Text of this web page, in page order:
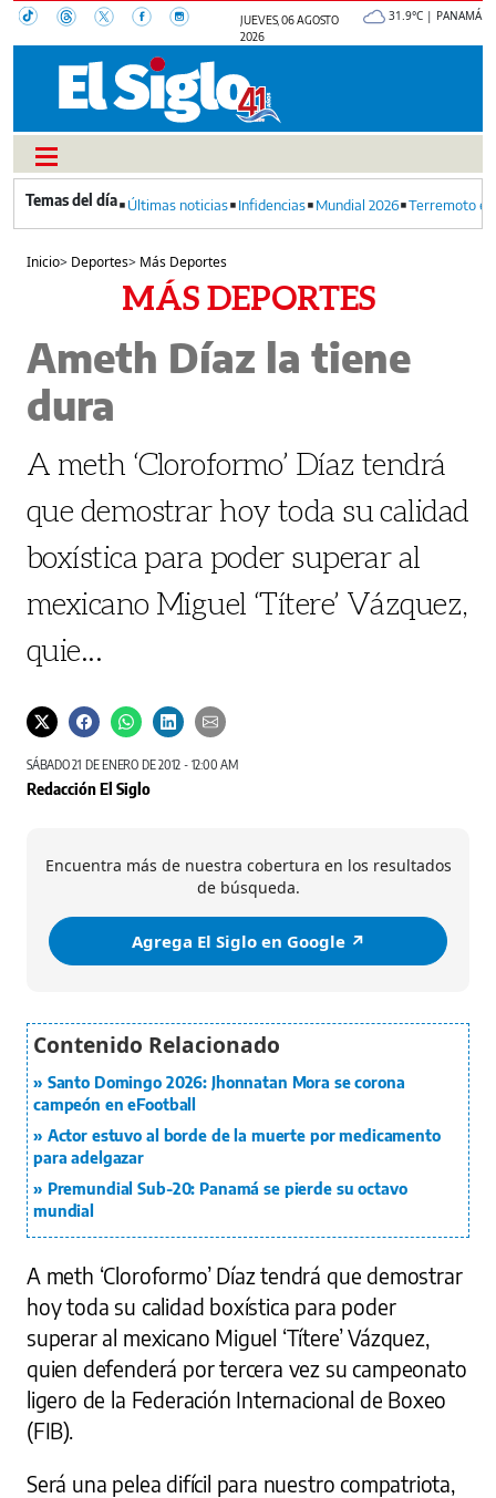
JUEVES, 06 AGOSTO
2026
31.9°C | PANAMÁ
Últimas noticias Infidencias Mundial 2026 Terremoto
Inicio> Deportes> Más Deportes
MÁS DEPORTES
Ameth Díaz la tiene
dura
A meth ‘Cloroformo’ Díaz tendrá
que demostrar hoy toda su calidad
boxística para poder superar al
mexicano Miguel ‘Títere’ Vázquez,
quie...
SÁBADO 21 DE ENERO DE 2012 - 12:00 AM
Redacción El Siglo
Encuentra más de nuestra cobertura en los resultados
de búsqueda.
Agrega El Siglo en Google ↗️
Santo Domingo 2026: Jhonnatan Mora se corona
campeón en eFootball
Actor estuvo al borde de la muerte por medicamento
para adelgazar
Premundial Sub-20: Panamá se pierde su octavo
mundial
A meth ‘Cloroformo’ Díaz tendrá que demostrar
hoy toda su calidad boxística para poder
superar al mexicano Miguel ‘Títere’ Vázquez,
quien defenderá por tercera vez su campeonato
ligero de la Federación Internacional de Boxeo
(FIB).
Será una pelea difícil para nuestro compatriota,